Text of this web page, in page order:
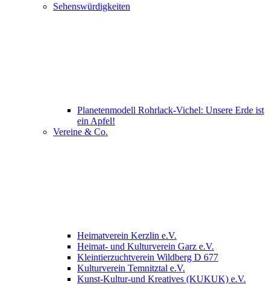
Sehenswürdigkeiten
Planetenmodell Rohrlack-Vichel: Unsere Erde ist
ein Apfel!
Vereine & Co.
Heimatverein Kerzlin e.V.
Heimat- und Kulturverein Garz e.V.
Kleintierzuchtverein Wildberg D 677
Kulturverein Temnitztal e.V.
Kunst-Kultur-und Kreatives (KUKUK) e.V.